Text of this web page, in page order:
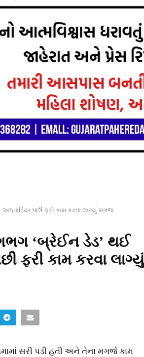
પછી ફરી કામ કરવા લાગ્યું મગજ
‘બ્રેઈન ડેડ’ થઈ
ફરી કામ કરવા લાગ્યું
સરી પડી હતી અને તેના મગજે કામ